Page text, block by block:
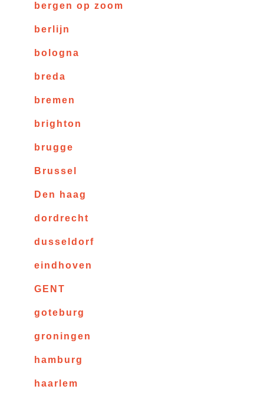
bergen op zoom
berlijn
bologna
breda
bremen
brighton
brugge
Brussel
Den haag
dordrecht
dusseldorf
eindhoven
GENT
goteburg
groningen
hamburg
haarlem